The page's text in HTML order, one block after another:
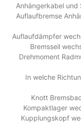
Anhängerkabel
Auflaufbremse
Auflaufdämpfer
Bremsseil
Drehmoment
In welche
Knott
Kompaktlager
Kupplungskopf